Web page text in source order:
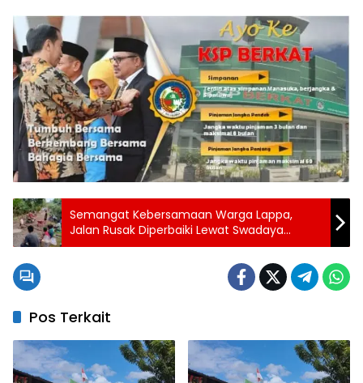
Semangat Kebersamaan Warga Lappa,
Jalan Rusak Diperbaiki Lewat Swadaya
Masyarakat
Pos Terkait